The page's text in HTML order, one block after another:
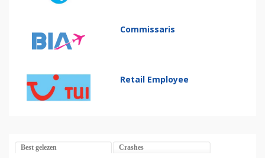
Commissaris
Retail Employee
Best gelezen Crashes